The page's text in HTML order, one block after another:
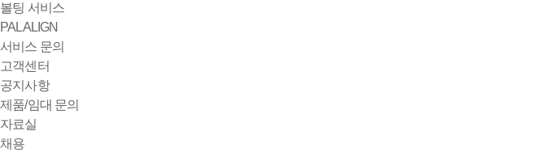
볼팅 서비스
PALALIGN
서비스 문의
고객센터
공지사항
제품/임대 문의
자료실
채용